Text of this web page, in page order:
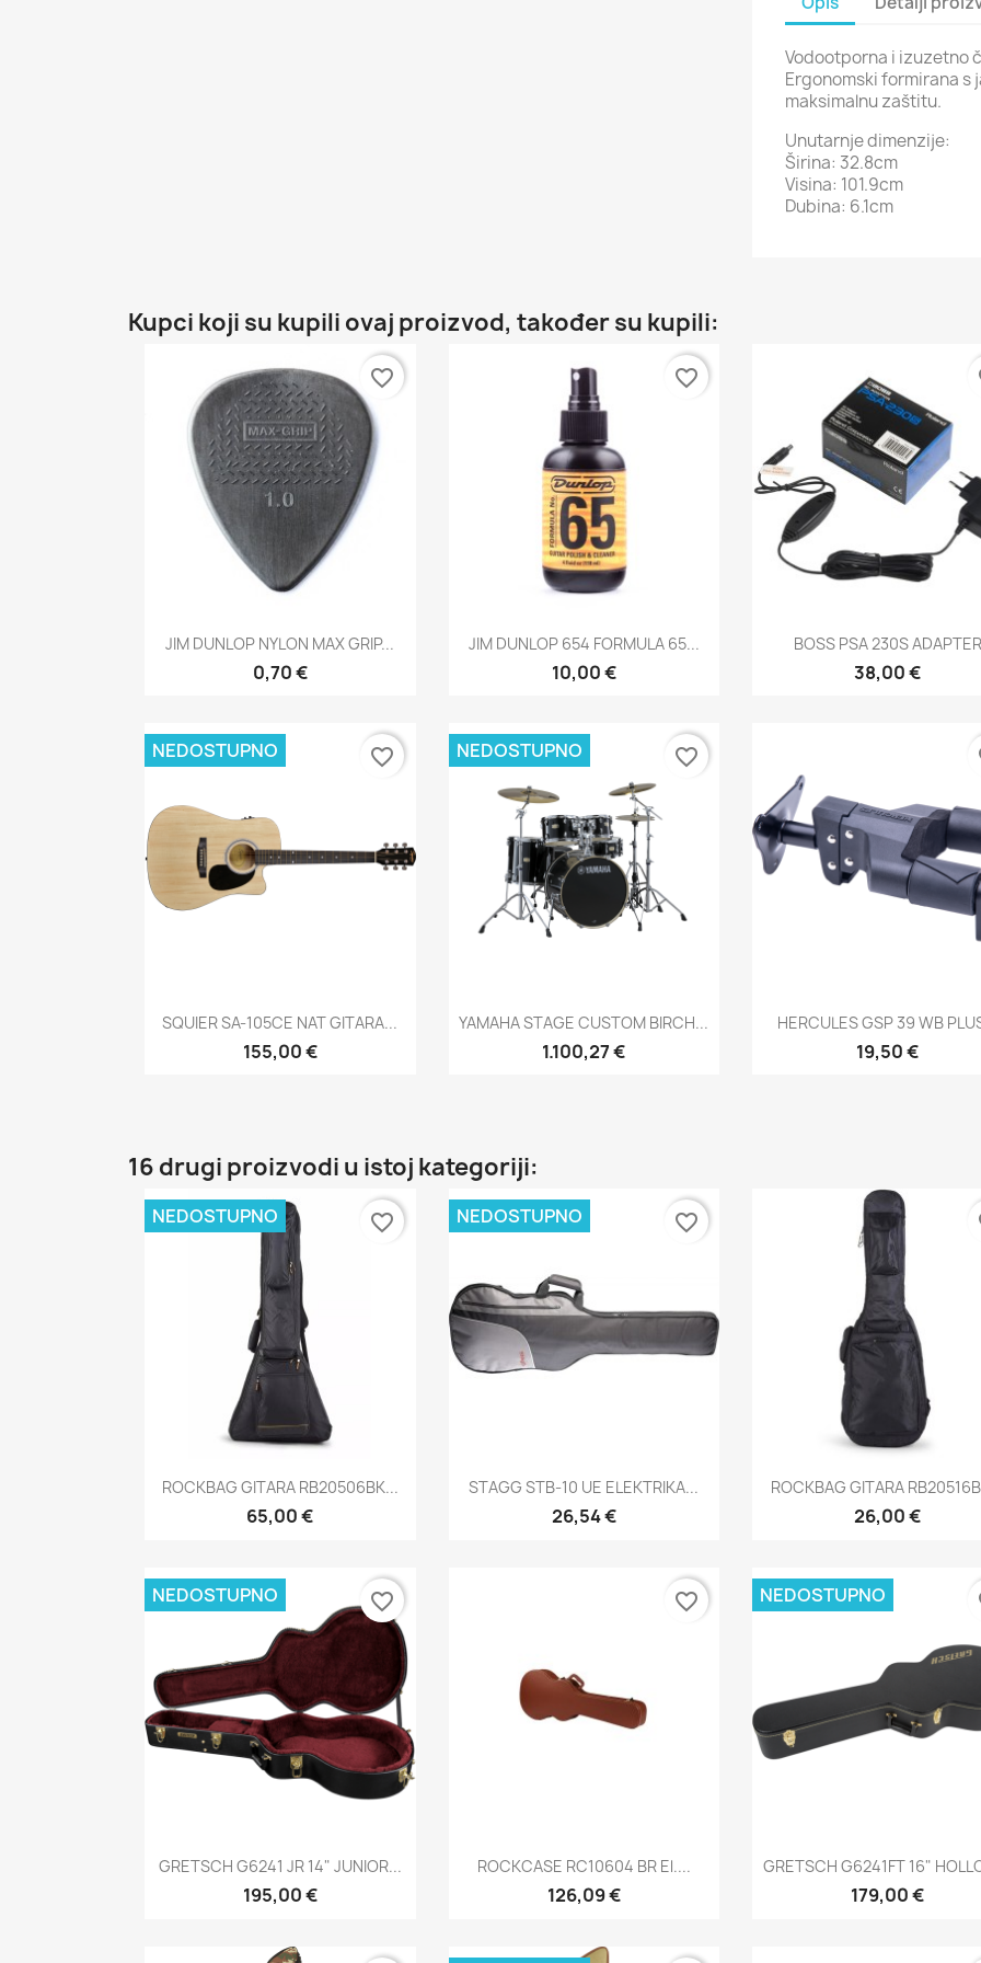
Vodootporna i izuzetno
Ergonomski formirana
maksimalnu zaštitu.
Unutarnje dimenzije:
Širina: 32.8cm
Visina: 101.9cm
Dubina: 6.1cm
Kupci koji su kupili ovaj proizvod, također su kupili:
Brzi pregled
JIM DUNLOP NYLON MAX GRIP...
0,70 €
favorite_border
Brzi pregled
JIM DUNLOP 654 FORMULA 65...
10,00 €
favorite_border
Brzi pregled
BOSS PSA 230S ADAPTER
38,00 €
 Brzi pregled
SQUIER SA-105CE NAT GITARA...
155,00 €
NEDOSTUPNO favorite_border
Brzi pregled
YAMAHA STAGE CUSTOM BIRCH...
1.100,27 €
NEDOSTUPNO favorite_border
Brzi pregled
HERCULES GSP 39 WB
19,50 €
16 drugi proizvodi u istoj kategoriji:
Brzi pregled
ROCKBAG GITARA RB20506BK...
65,00 €
NEDOSTUPNO favorite_border
Brzi pregled
STAGG STB-10 UE ELEKTRIKA...
26,54 €
NEDOSTUPNO favorite_border
Brzi pregled
ROCKBAG GITARA
26,00 €
Brzi pregled
GRETSCH G6241 JR 14" JUNIOR...
195,00 €
NEDOSTUPNO favorite_border
Brzi pregled
ROCKCASE RC10604 BR El....
126,09 €
favorite_border
Brzi pregled
GRETSCH G6241FT 16"
179,00 €
NEDOSTUPNO